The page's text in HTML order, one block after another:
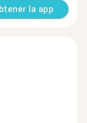
la app